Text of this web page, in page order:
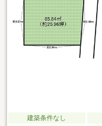
建築条件なし